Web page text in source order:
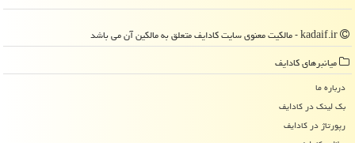
میانبرهای كادایف
درباره ما
بک لینک در كادایف
رپورتاژ در كادایف